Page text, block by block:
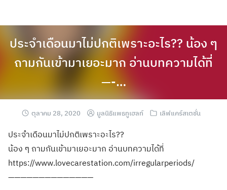
ประจำเดือนมาไม่ปกติเพราะอะไร?? น้อง ๆ
ถามกันเข้ามาเยอะมาก อ่านบทความได้ที่
—-…
ตุลาคม 28, 2020 มูลนิธิแพธทูเฮลท์ เลิฟแคร์สเตชั่น
ประจำเดือนมาไม่ปกติเพราะอะไร??
น้อง ๆ ถามกันเข้ามาเยอะมาก อ่านบทความได้ที่
https://www.lovecarestation.com/irregularperiods/
——————————————